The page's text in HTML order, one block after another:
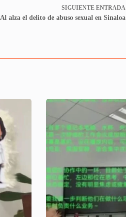
SIGUIENTE ENTRADA
Al alza el delito de abuso sexual en Sinaloa